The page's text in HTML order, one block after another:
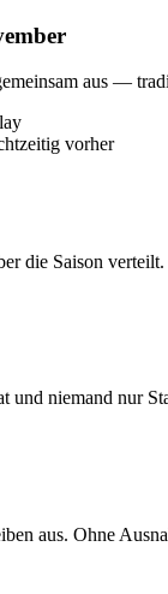
aus —
vorher
die Saison verteilt.
und niemand nur
aus. Ohne